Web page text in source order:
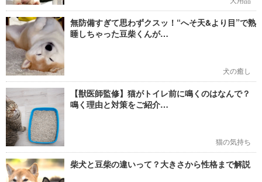
無防備すぎて思わずクスッ！“へそ天&より目”で熟
睡しちゃった豆柴くんが…
犬の癒し
【獣医師監修】猫がトイレ前に鳴くのはなんで？
鳴く理由と対策をご紹介…
猫の気持ち
柴犬と豆柴の違いって？大きさから性格まで解説